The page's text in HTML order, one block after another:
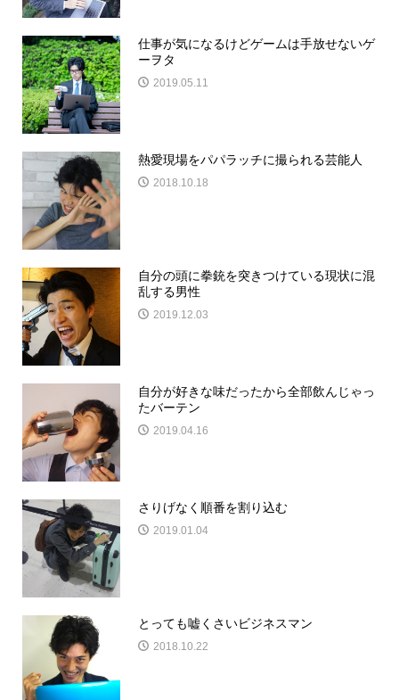
仕事が気になるけどゲームは手放せないゲ
ーヲタ
2019.05.11
熱愛現場をパパラッチに撮られる芸能人
2018.10.18
自分の頭に拳銃を突きつけている現状に混
乱する男性
2019.12.03
自分が好きな味だったから全部飲んじゃっ
たバーテン
2019.04.16
さりげなく順番を割り込む
2019.01.04
とっても嘘くさいビジネスマン
2018.10.22